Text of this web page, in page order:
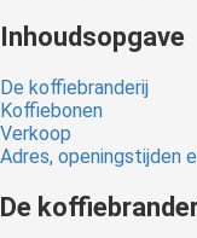
Inhoudsopgave
De koffiebranderij
Koffiebonen
Verkoop
Adres, openingstijden
De